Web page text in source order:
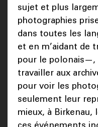
sujet et plus
photographies
dans toutes les
et en m’aidant de
pour le polonais—,
travailler aux
pour voir les
seulement leur
mieux, à